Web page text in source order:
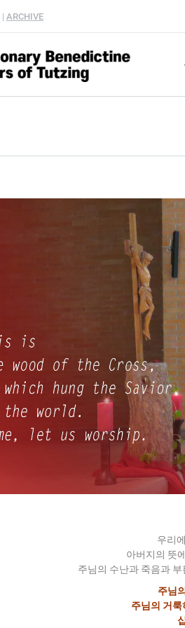
| ARCHIVE
우리
아버지의 뜻
주님의 수난과 죽음과
주님
주님의 거